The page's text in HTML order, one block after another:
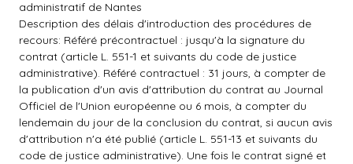
administratif de Nantes
Description des délais d'introduction des procédures de
recours: Référé précontractuel : jusqu'à la signature du
contrat (article L. 551-1 et suivants du code de justice
administrative). Référé contractuel : 31 jours, à compter de
la publication d'un avis d'attribution du contrat au Journal
Officiel de l'Union européenne ou 6 mois, à compter du
lendemain du jour de la conclusion du contrat, si aucun avis
d'attribution n'a été publié (article L. 551-13 et suivants du
code de justice administrative). Une fois le contrat signé et